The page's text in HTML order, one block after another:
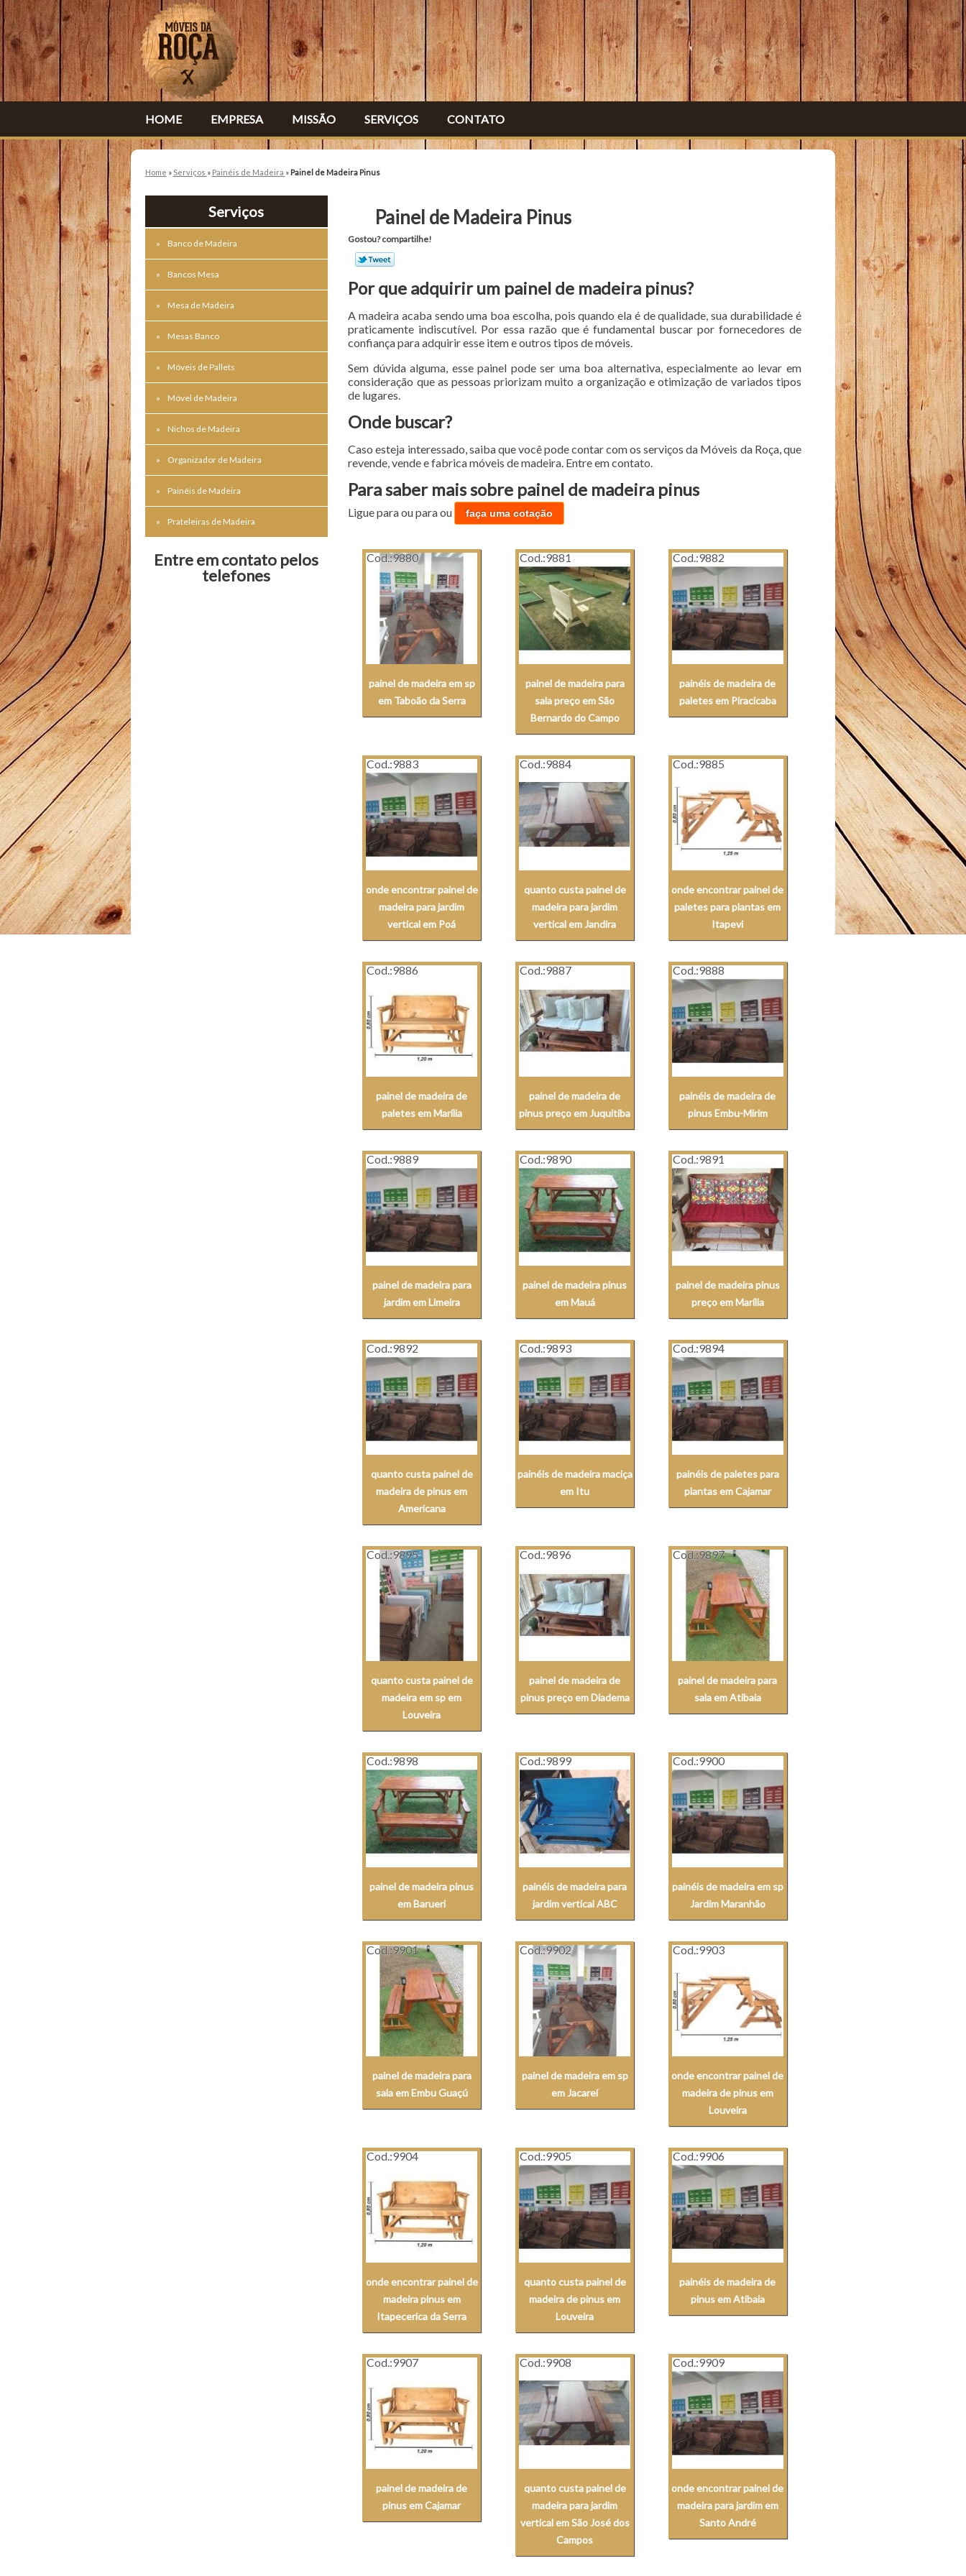
HOME EMPRESA MISSÃO SERVIÇOS CONTATO
Home » Serviços » Painéis de Madeira » Painel de Madeira Pinus
Serviços
Banco de Madeira
Bancos Mesa
Mesa de Madeira
Mesas Banco
Móveis de Pallets
Móvel de Madeira
Nichos de Madeira
Organizador de Madeira
Painéis de Madeira
Prateleiras de Madeira
Entre em contato pelos
telefones
Painel de Madeira Pinus
Gostou? compartilhe!
Por que adquirir um painel de madeira pinus?
A madeira acaba sendo uma boa escolha, pois quando ela é de qualidade, sua durabilidade é
praticamente indiscutível. Por essa razão que é fundamental buscar por fornecedores de
confiança para adquirir esse item e outros tipos de móveis.
Sem dúvida alguma, esse painel pode ser uma boa alternativa, especialmente ao levar em
consideração que as pessoas priorizam muito a organização e otimização de variados tipos
de lugares.
Onde buscar?
Caso esteja interessado, saiba que você pode contar com os serviços da Móveis da Roça, que
revende, vende e fabrica móveis de madeira. Entre em contato.
Para saber mais sobre painel de madeira pinus
Ligue paraou paraou faça uma cotação
Cod.:9880
painel de madeira em sp
em Taboão da Serra
Cod.:9881
painel de madeira para
sala preço em São
Bernardo do Campo
Cod.:9882
painéis de madeira de
paletes em Piracicaba
Cod.:9883
onde encontrar painel de
madeira para jardim
vertical em Poá
Cod.:9884
quanto custa painel de
madeira para jardim
vertical em Jandira
Cod.:9885
onde encontrar painel de
paletes para plantas em
Itapevi
Cod.:9886
painel de madeira de
paletes em Marília
Cod.:9887
painel de madeira de
pinus preço em Juquitiba
Cod.:9888
painéis de madeira de
pinus Embu-Mirim
Cod.:9889
painel de madeira para
jardim em Limeira
Cod.:9890
painel de madeira pinus
em Mauá
Cod.:9891
painel de madeira pinus
preço em Marília
Cod.:9892
quanto custa painel de
madeira de pinus em
Americana
Cod.:9893
painéis de madeira maciça
em Itu
Cod.:9894
painéis de paletes para
plantas em Cajamar
Cod.:9895
quanto custa painel de
madeira em sp em
Louveira
Cod.:9896
painel de madeira de
pinus preço em Diadema
Cod.:9897
painel de madeira para
sala em Atibaia
Cod.:9898
painel de madeira pinus
em Barueri
Cod.:9899
painéis de madeira para
jardim vertical ABC
Cod.:9900
painéis de madeira em sp
Jardim Maranhão
Cod.:9901
painel de madeira para
sala em Embu Guaçú
Cod.:9902
painel de madeira em sp
em Jacareí
Cod.:9903
onde encontrar painel de
madeira de pinus em
Louveira
Cod.:9904
onde encontrar painel de
madeira pinus em
Itapecerica da Serra
Cod.:9905
quanto custa painel de
madeira de pinus em
Louveira
Cod.:9906
painéis de madeira de
pinus em Atibaia
Cod.:9907
painel de madeira de
pinus em Cajamar
Cod.:9908
quanto custa painel de
madeira para jardim
vertical em São José dos
Campos
Cod.:9909
onde encontrar painel de
madeira para jardim em
Santo André